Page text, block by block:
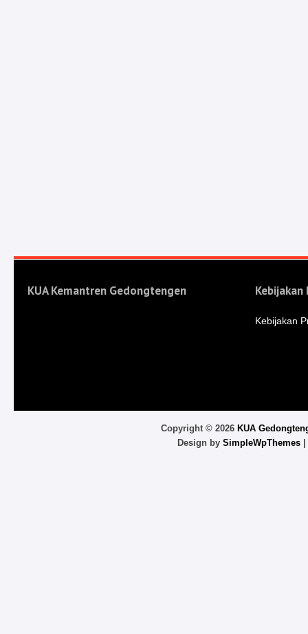
KUA Kemantren Gedongtengen Kebijakan
Kebijakan
Copyright © 2026 KUA
Design by SimpleWpThemes